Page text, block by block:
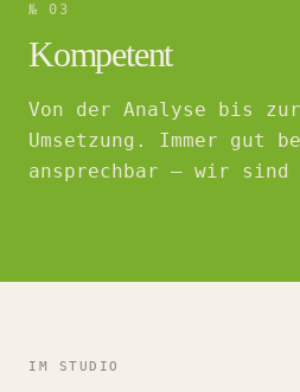
№ 03
Kompetent
Von der Analyse bis
Umsetzung. Immer gut
ansprechbar — wir
IM STUDIO